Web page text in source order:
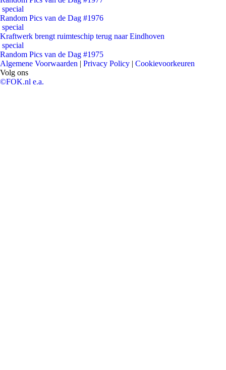
special
Random Pics van de Dag #1976
special
Kraftwerk brengt ruimteschip terug naar Eindhoven
special
Random Pics van de Dag #1975
Algemene Voorwaarden | Privacy Policy | Cookievoorkeuren
Volg ons
©FOK.nl e.a.